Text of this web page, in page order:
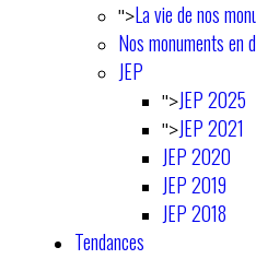
">La vie de nos
Nos monuments en
JEP
">JEP 2025
">JEP 2021
JEP 2020
JEP 2019
JEP 2018
Tendances